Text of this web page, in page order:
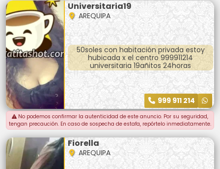
Universitaria19
AREQUIPA
50soles con habitación privada estoy
hubicada x el centro 999911214
universitaria 19añitos 24horas
999 911 214
No podemos confirmar la autenticidad de este anuncio. Por su seguridad,
tengan precaución. En caso de sospecha de estafa, repórtelo inmediatamente.
Fiorella
AREQUIPA